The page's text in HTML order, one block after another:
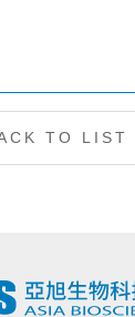
TO LIST